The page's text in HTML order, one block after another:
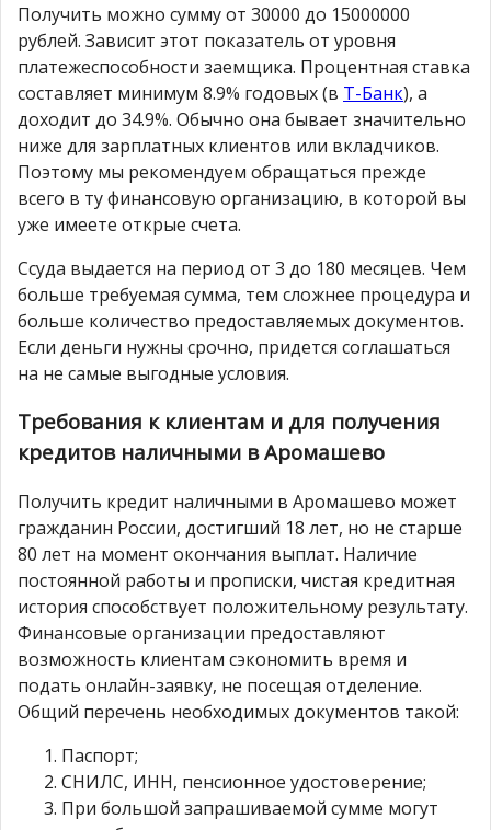
Получить можно сумму от 30000 до 15000000
рублей. Зависит этот показатель от уровня
платежеспособности заемщика. Процентная ставка
составляет минимум 8.9% годовых (в Т-Банк), а
доходит до 34.9%. Обычно она бывает значительно
ниже для зарплатных клиентов или вкладчиков.
Поэтому мы рекомендуем обращаться прежде
всего в ту финансовую организацию, в которой вы
уже имеете открые счета.
Ссуда выдается на период от 3 до 180 месяцев. Чем
больше требуемая сумма, тем сложнее процедура и
больше количество предоставляемых документов.
Если деньги нужны срочно, придется соглашаться
на не самые выгодные условия.
Требования к клиентам и для получения
кредитов наличными в Аромашево
Получить кредит наличными в Аромашево может
гражданин России, достигший 18 лет, но не старше
80 лет на момент окончания выплат. Наличие
постоянной работы и прописки, чистая кредитная
история способствует положительному результату.
Финансовые организации предоставляют
возможность клиентам сэкономить время и
подать онлайн-заявку, не посещая отделение.
Общий перечень необходимых документов такой:
Паспорт;
СНИЛС, ИНН, пенсионное удостоверение;
При большой запрашиваемой сумме могут